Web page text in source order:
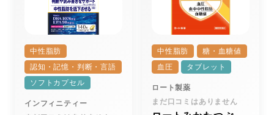
中性脂肪
認知・記憶・判断・言語
ソフトカプセル
インフィニティー
中性脂肪
糖・血糖値
血圧
タブレット
ロート製薬
まだ口コミはありません